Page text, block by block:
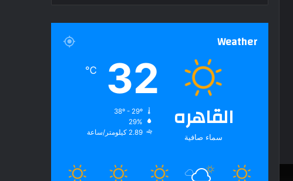
Weather
القاهره
سماء صافية
32
℃
29%
2.89 كيلومتر/ساعة